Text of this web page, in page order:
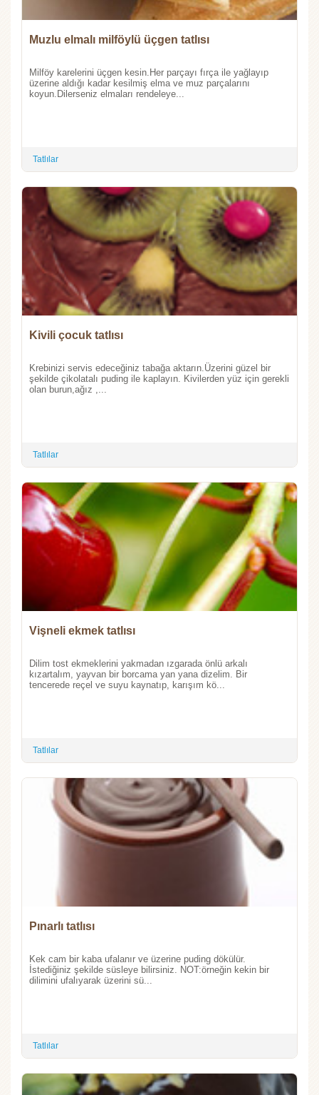
Muzlu elmalı milföylü üçgen tatlısı
Milföy karelerini üçgen kesin.Her parçayı fırça ile yağlayıp
üzerine aldığı kadar kesilmiş elma ve muz parçalarını
koyun.Dilerseniz elmaları rendeleye...
Tatlılar
Kivili çocuk tatlısı
Krebinizi servis edeceğiniz tabağa aktarın.Üzerini güzel bir
şekilde çikolatalı puding ile kaplayın. Kivilerden yüz için gerekli
olan burun,ağız ,...
Tatlılar
Vişneli ekmek tatlısı
Dilim tost ekmeklerini yakmadan ızgarada önlü arkalı
kızartalım, yayvan bir borcama yan yana dizelim. Bir
tencerede reçel ve suyu kaynatıp, karışım kö...
Tatlılar
Pınarlı tatlısı
Kek cam bir kaba ufalanır ve üzerine puding dökülür.
İstediğiniz şekilde süsleye bilirsiniz. NOT:örneğin kekin bir
dilimini ufalıyarak üzerini sü...
Tatlılar